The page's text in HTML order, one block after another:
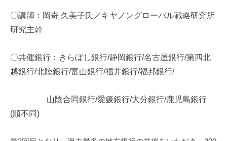
〇講師：岡嵜 久美子氏／キヤノングローバル戦略研究所
研究主幹
〇共催銀行：きらぼし銀行/静岡銀行/名古屋銀行/第四北
越銀行/北陸銀行/富山銀行/福井銀行/福邦銀行/
山陰合同銀行/愛媛銀行/大分銀行/鹿児島銀行
(順不同)